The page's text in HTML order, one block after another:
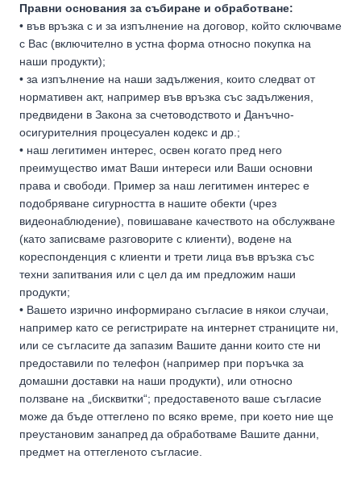
Правни основания за събиране и обработване:
• във връзка с и за изпълнение на договор, който сключваме
с Вас (включително в устна форма относно покупка на
наши продукти);
• за изпълнение на наши задължения, които следват от
нормативен акт, например във връзка със задължения,
предвидени в Закона за счетоводството и Данъчно-
осигурителния процесуален кодекс и др.;
• наш легитимен интерес, освен когато пред него
преимущество имат Ваши интереси или Ваши основни
права и свободи. Пример за наш легитимен интерес е
подобряване сигурността в нашите обекти (чрез
видеонаблюдение), повишаване качеството на обслужване
(като записваме разговорите с клиенти), водене на
кореспонденция с клиенти и трети лица във връзка със
техни запитвания или с цел да им предложим наши
продукти;
• Вашето изрично информирано съгласие в някои случаи,
например като се регистрирате на интернет страниците ни,
или се съгласите да запазим Вашите данни които сте ни
предоставили по телефон (например при поръчка за
домашни доставки на наши продукти), или относно
ползване на „бисквитки“; предоставеното ваше съгласие
може да бъде оттеглено по всяко време, при което ние ще
преустановим занапред да обработваме Вашите данни,
предмет на оттегленото съгласие.